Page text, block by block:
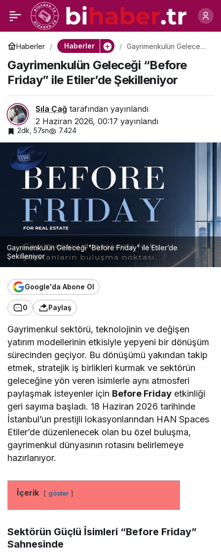
Haberler Haberler
Gayrimenkulün Geleceği
Etiler’de Şekilleniyor
Gayrimenkulün Geleceği “Before
Friday” ile Etiler’de Şekilleniyor
Sıla Çağ tarafından yayınlandı
2 Haziran 2026, 00:17 yayınlandı
2dk, 57sn 7.424
Gayrimenkulün Geleceği "Before Friday" ile Etiler’de
Şekilleniyor
Google'da Abone Ol
0 Paylaş
Gayrimenkul sektörü, teknolojinin ve değişen
yatırım modellerinin etkisiyle yepyeni bir dönüşüm
sürecinden geçiyor. Bu dönüşümü yakından takip
etmek, stratejik iş birlikleri kurmak ve sektörün
geleceğine yön veren isimlerle aynı atmosferi
paylaşmak isteyenler için Before Friday etkinliği
geri sayıma başladı. 18 Haziran 2026 tarihinde
İstanbul’un prestijli lokasyonlarından HAN Spaces
Etiler’de düzenlenecek olan bu özel buluşma,
gayrimenkul dünyasının rotasını belirlemeye
hazırlanıyor.
İçerik göster
Sektörün Güçlü İsimleri “Before Friday”
Sahnesinde
Gündemin Nabzı 0 Paylaş